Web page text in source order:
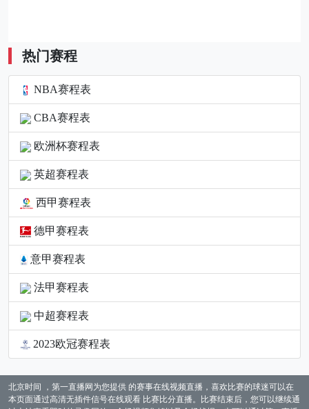
热门赛程
NBA赛程表
CBA赛程表
欧洲杯赛程表
英超赛程表
西甲赛程表
德甲赛程表
意甲赛程表
法甲赛程表
中超赛程表
2023欧冠赛程表
北京时间 ，第一直播网为您提供 的赛事在线视频直播，喜欢比赛的球迷可以在
本页面通过高清无插件信号在线观看 比赛比分直播。比赛结束后，您可以继续通